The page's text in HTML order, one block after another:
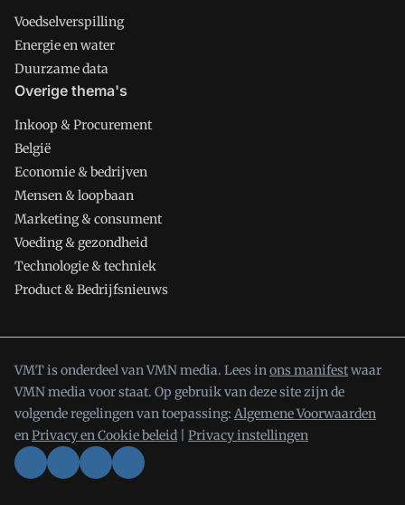
Voedselverspilling
Energie en water
Duurzame data
Overige thema's
Inkoop & Procurement
België
Economie & bedrijven
Mensen & loopbaan
Marketing & consument
Voeding & gezondheid
Technologie & techniek
Product & Bedrijfsnieuws
VMT is onderdeel van VMN media. Lees inons manifestwaar
VMN media voor staat. Op gebruik van deze site zijn de
volgende regelingen van toepassing: Algemene Voorwaarden
enPrivacy en Cookie beleid Privacy instellingen